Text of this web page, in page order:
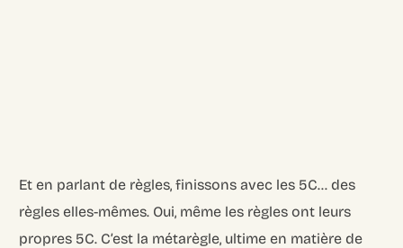
Et en parlant de règles, finissons avec les 5C… des
règles elles-mêmes. Oui, même les règles ont leurs
propres 5C. C’est la métarègle, ultime en matière de